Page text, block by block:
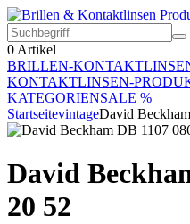
0 Artikel
BRILLEN-
KONTAKTLINSEN-
KATEGORIENSALE %
StartseitevintageDavid
David
20 52